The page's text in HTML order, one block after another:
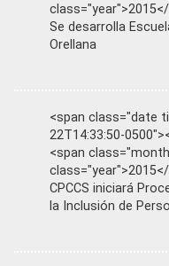
Se desarrolla
Orellana
<span class="date
22T14:33:50-
<span
CPCCS iniciará
la Inclusión de